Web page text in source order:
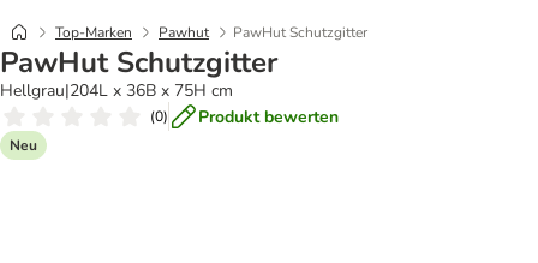
Top-Marken Pawhut PawHut Schutzgitter
PawHut Schutzgitter
Hellgrau|204L x 36B x 75H cm
(0) Produkt bewerten
Neu